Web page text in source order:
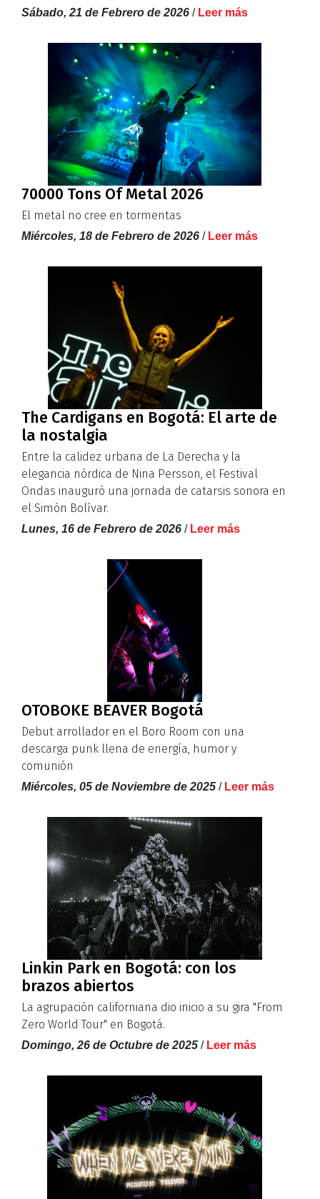
Sábado, 21 de Febrero de 2026 / Leer más
70000 Tons Of Metal 2026
El metal no cree en tormentas
Miércoles, 18 de Febrero de 2026 / Leer más
The Cardigans en Bogotá: El arte de
la nostalgia
Entre la calidez urbana de La Derecha y la
elegancia nórdica de Nina Persson, el Festival
Ondas inauguró una jornada de catarsis sonora en
el Simón Bolívar.
Lunes, 16 de Febrero de 2026 / Leer más
OTOBOKE BEAVER Bogotá
Debut arrollador en el Boro Room con una
descarga punk llena de energía, humor y
comunión
Miércoles, 05 de Noviembre de 2025 / Leer más
Linkin Park en Bogotá: con los
brazos abiertos
La agrupación californiana dio inicio a su gira "From
Zero World Tour" en Bogotá.
Domingo, 26 de Octubre de 2025 / Leer más